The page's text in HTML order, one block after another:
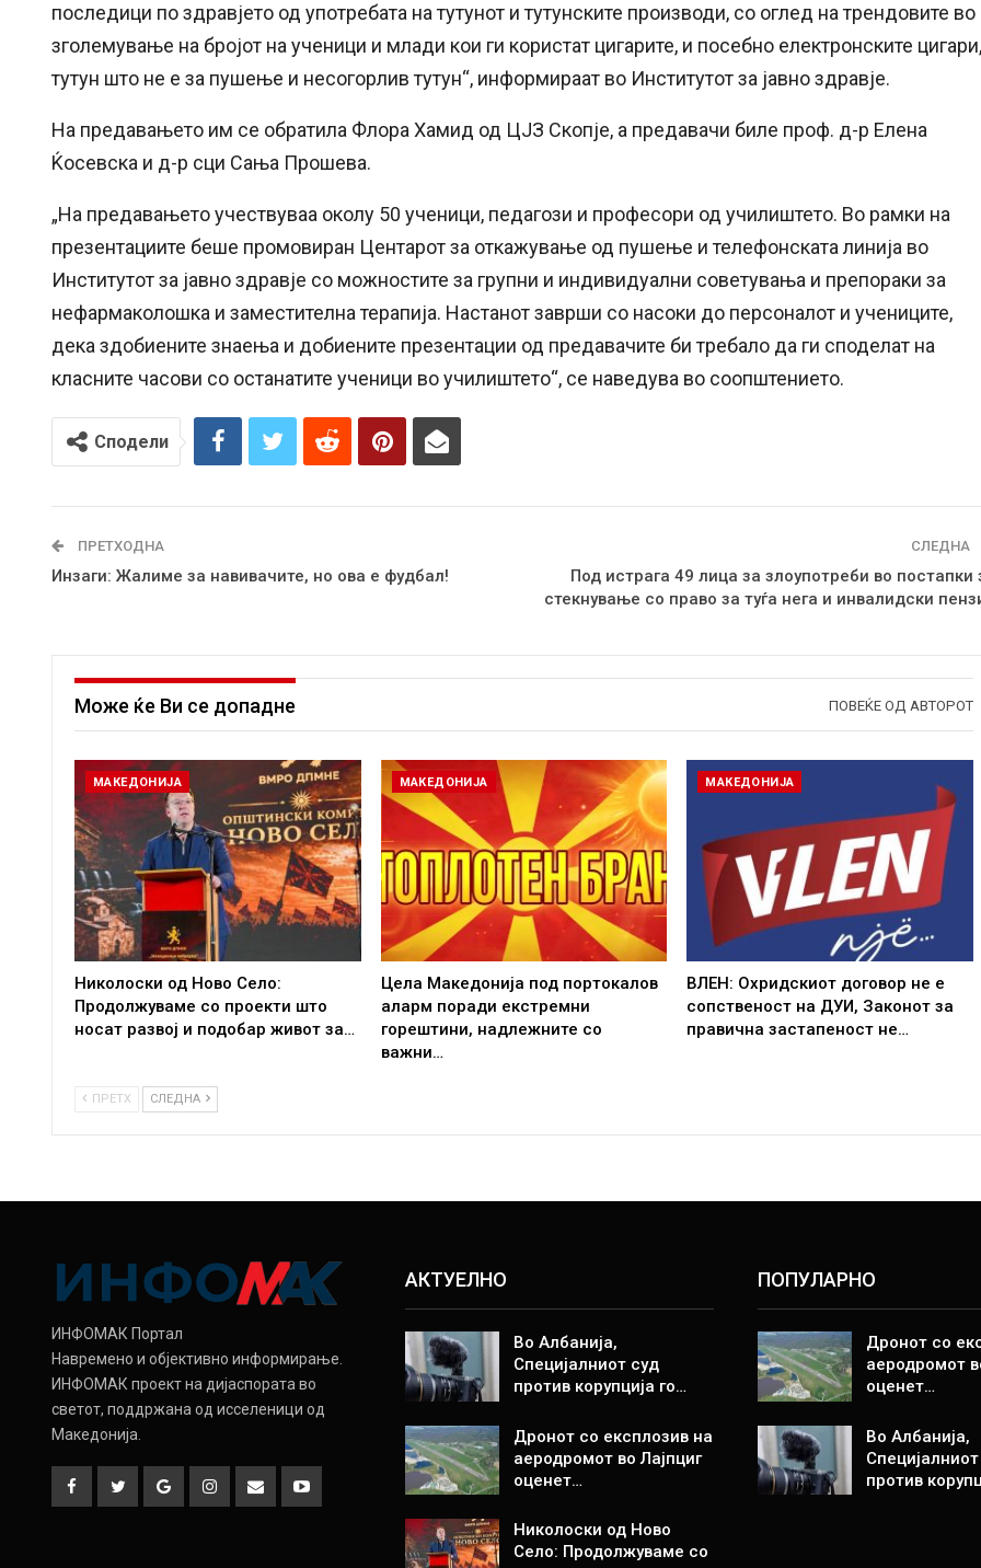
последици по здравјето од употребата на тутунот и тутунските производи, со оглед на трендовите во
зголемување на бројот на ученици и млади кои ги користат цигарите, и посебно електронските цигари,
тутун што не е за пушење и несогорлив тутун“, информираат во Институтот за јавно здравје.
На предавањето им се обратила Флора Хамид од ЦЈЗ Скопје, а предавачи биле проф. д-р Елена
Ќосевска и д-р сци Сања Прошева.
„На предавањето учествуваа околу 50 ученици, педагози и професори од училиштето. Во рамки на
презентациите беше промовиран Центарот за откажување од пушење и телефонската линија во
Институтот за јавно здравје со можностите за групни и индивидуални советувања и препораки за
нефармаколошка и заместителна терапија. Настанот заврши со насоки до персоналот и учениците,
дека здобиените знаења и добиените презентации од предавачите би требало да ги споделат на
класните часови со останатите ученици во училиштето“, се наведува во соопштението.
Сподели
ПРЕТХОДНА
Инзаги: Жалиме за навивачите, но ова е фудбал!
СЛЕДНА
Под истрага 49 лица за злоупотреби во постапки
стекнување со право за туѓа нега и инвалидски
Може ќе Ви се допадне ПОВЕЌЕ ОД АВТОРОТ
МАКЕДОНИЈА
Николоски од Ново Село:
Продолжуваме со проекти што
носат развој и подобар живот за…
МАКЕДОНИЈА
Цела Македонија под портокалов
аларм поради екстремни
горештини, надлежните со
важни…
МАКЕДОНИЈА
ВЛЕН: Охридскиот договор не е
сопственост на ДУИ, Законот за
правична застапеност не…
ПРЕТХ СЛЕДНА
ИНФОМАК Портал
Навремено и објективно информирање.
ИНФОМАК проект на дијаспората во
светот, поддржана од исселеници од
Македонија.
АКТУЕЛНО
Во Албанија,
Специјалниот суд
против корупција го…
Дронот со експлозив на
аеродромот во Лајпциг
оценет…
Николоски од Ново
Село: Продолжуваме со
ПОПУЛАРНО
Дронот со
аеродромот
оценет…
Во Албанија,
против